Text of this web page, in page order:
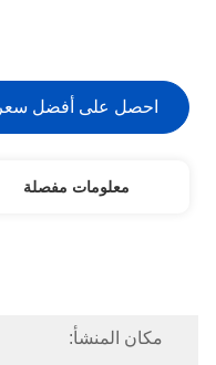
احصل على أفضل سعر
معلومات مفصلة
مكان المنشأ: